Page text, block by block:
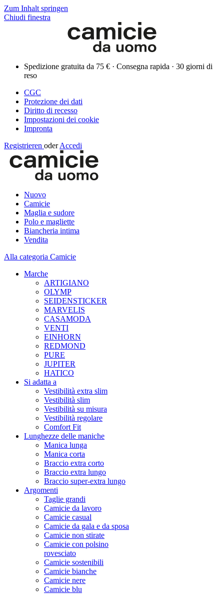
Zum Inhalt springen
Chiudi finestra
Spedizione gratuita da 75 € · Consegna rapida · 30 giorni di
reso
CGC
Protezione dei dati
Diritto di recesso
Impostazioni dei cookie
Impronta
Registrieren oder Accedi
Nuovo
Camicie
Maglia e sudore
Polo e magliette
Biancheria intima
Vendita
Alla categoria Camicie
Marche
ARTIGIANO
OLYMP
SEIDENSTICKER
MARVELIS
CASAMODA
VENTI
EINHORN
REDMOND
PURE
JUPITER
HATICO
Si adatta a
Vestibilità extra slim
Vestibilità slim
Vestibilità su misura
Vestibilità regolare
Comfort Fit
Lunghezze delle maniche
Manica lunga
Manica corta
Braccio extra corto
Braccio extra lungo
Braccio super-extra lungo
Argomenti
Taglie grandi
Camicie da lavoro
Camicie casual
Camicie da gala e da sposa
Camicie non stirate
Camicie con polsino
rovesciato
Camicie sostenibili
Camicie bianche
Camicie nere
Camicie blu